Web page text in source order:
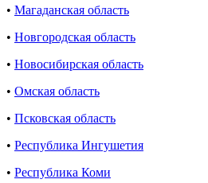
• Магаданская область
• Новгородская область
• Новосибирская область
• Омская область
• Псковская область
• Республика Ингушетия
• Республика Коми